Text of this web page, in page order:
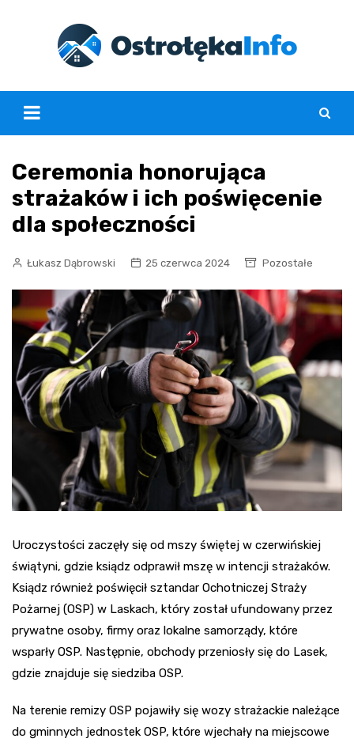
Ceremonia honorująca
strażaków i ich poświęcenie
dla społeczności
Łukasz Dąbrowski 25 czerwca 2024 Pozostałe
Uroczystości zaczęły się od mszy świętej w czerwińskiej
świątyni, gdzie ksiądz odprawił mszę w intencji strażaków.
Ksiądz również poświęcił sztandar Ochotniczej Straży
Pożarnej (OSP) w Laskach, który został ufundowany przez
prywatne osoby, firmy oraz lokalne samorządy, które
wsparły OSP. Następnie, obchody przeniosły się do Lasek,
gdzie znajduje się siedziba OSP.
Na terenie remizy OSP pojawiły się wozy strażackie należące
do gminnych jednostek OSP, które wjechały na miejscowe